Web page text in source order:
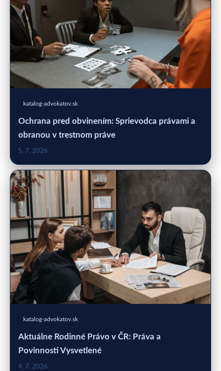
katalog-advokatov.sk
Ochrana pred obvinením: Sprievodca právami a
obranou v trestnom práve
5. 7. 2026
katalog-advokatov.sk
Aktuálne Rodinné Právo v ČR: Práva a
Povinnosti Vysvetlené
4. 7. 2026